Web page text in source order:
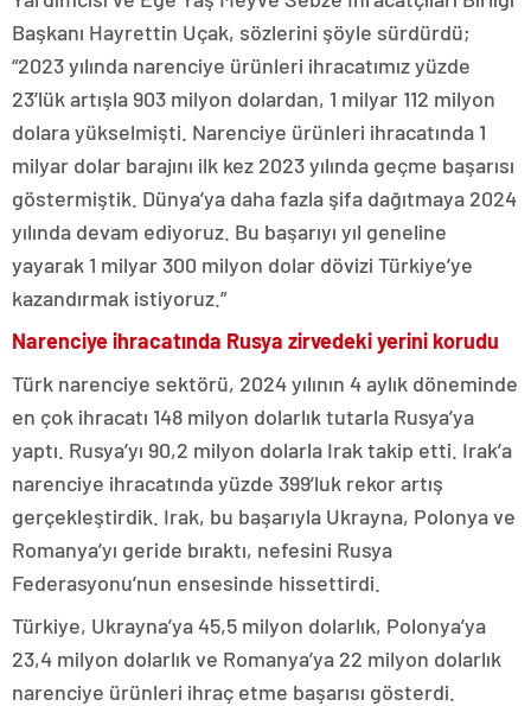
Başkanı Hayrettin Uçak, sözlerini şöyle sürdürdü;
“2023 yılında narenciye ürünleri ihracatımız yüzde
23’lük artışla 903 milyon dolardan, 1 milyar 112 milyon
dolara yükselmişti. Narenciye ürünleri ihracatında 1
milyar dolar barajını ilk kez 2023 yılında geçme başarısı
göstermiştik. Dünya’ya daha fazla şifa dağıtmaya 2024
yılında devam ediyoruz. Bu başarıyı yıl geneline
yayarak 1 milyar 300 milyon dolar dövizi Türkiye’ye
kazandırmak istiyoruz.”
Narenciye ihracatında Rusya zirvedeki yerini korudu
Türk narenciye sektörü, 2024 yılının 4 aylık döneminde
en çok ihracatı 148 milyon dolarlık tutarla Rusya’ya
yaptı. Rusya’yı 90,2 milyon dolarla Irak takip etti. Irak’a
narenciye ihracatında yüzde 399’luk rekor artış
gerçekleştirdik. Irak, bu başarıyla Ukrayna, Polonya ve
Romanya’yı geride bıraktı, nefesini Rusya
Federasyonu’nun ensesinde hissettirdi.
Türkiye, Ukrayna’ya 45,5 milyon dolarlık, Polonya’ya
23,4 milyon dolarlık ve Romanya’ya 22 milyon dolarlık
narenciye ürünleri ihraç etme başarısı gösterdi.